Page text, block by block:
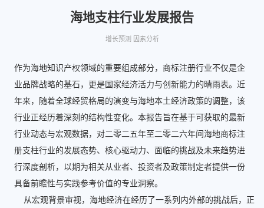
海地支柱行业发展报告
增长预测 因素分析
作为海地知识产权领域的重要组成部分，商标注册行业不仅是企
业品牌战略的基石，更是国家经济活力与创新能力的晴雨表。近
年来，随着全球经贸格局的演变与海地本土经济政策的调整，该
行业正经历着深刻的结构性变化。本报告旨在基于可获取的最新
行业动态与宏观数据，对二零二五年至二零二六年间海地商标注
册支柱行业的发展态势、核心驱动力、面临的挑战及未来趋势进
行深度剖析，以期为相关从业者、投资者及政策制定者提供一份
具备前瞻性与实践参考价值的专业洞察。
从宏观背景审视，海地经济在经历了一系列内外部的挑战后，正